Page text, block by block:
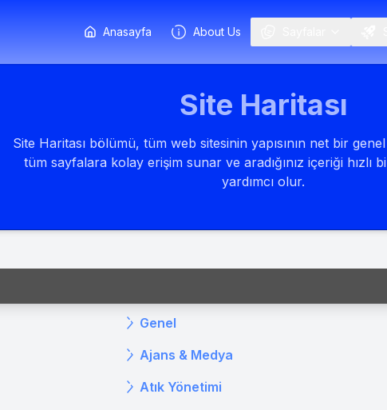
Anasayfa About Us
Site Haritası
Site Haritası bölümü, tüm web sitesinin yapısının net bir
tüm sayfalara kolay erişim sunar ve aradığınız içeriği hızlı
yardımcı olur.
Genel
Ajans & Medya
Atık Yönetimi